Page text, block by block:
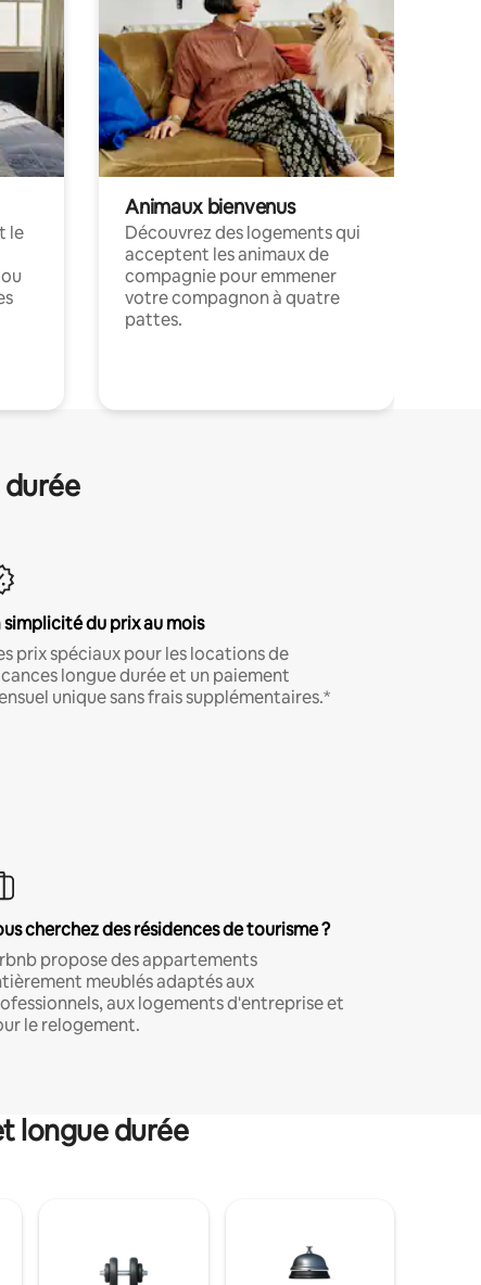
le
Animaux bienvenus
Découvrez des logements qui
acceptent les animaux de
compagnie pour emmener
votre compagnon à quatre
pattes.
simplicité du prix au mois
prix spéciaux pour les locations de
longue durée et un paiement
unique sans frais supplémentaires.*
cherchez des résidences de tourisme ?
propose des appartements
meublés adaptés aux
aux logements d'entreprise et
le relogement.
longue durée